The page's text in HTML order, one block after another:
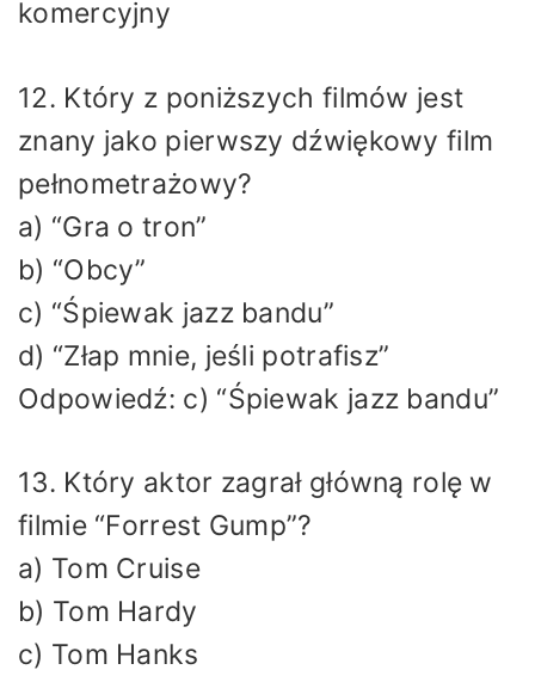
komercyjny
12. Który z poniższych filmów jest
znany jako pierwszy dźwiękowy film
pełnometrażowy?
a) “Gra o tron”
b) “Obcy”
c) “Śpiewak jazz bandu”
d) “Złap mnie, jeśli potrafisz”
Odpowiedź: c) “Śpiewak jazz bandu”
13. Który aktor zagrał główną rolę w
filmie “Forrest Gump”?
a) Tom Cruise
b) Tom Hardy
c) Tom Hanks